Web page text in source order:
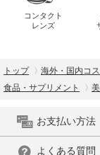
コンタクト
レンズ
トップ 海外・国内コ
食品・サプリメント
お支払い方法
よくある質問